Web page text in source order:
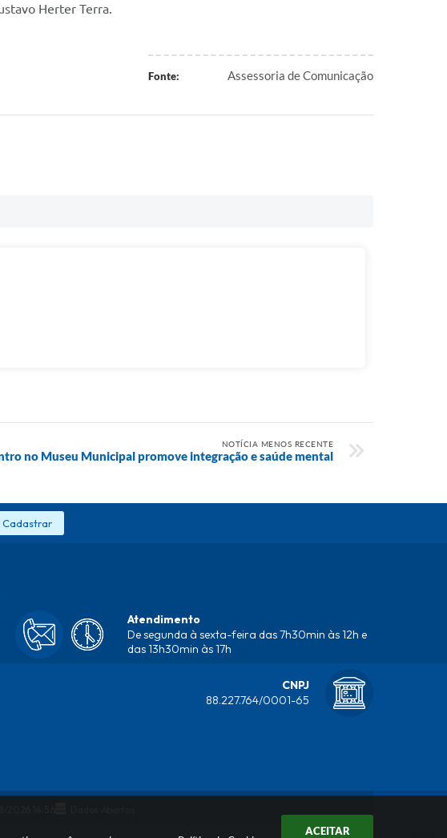
ACEITAR
Herter Terra.
Fonte: Assessoria de Comunicação
NOTÍCIA MENOS RECENTE
no Museu Municipal promove integração e saúde mental
Cadastrar
Atendimento
De segunda à sexta-feira das 7h30min às 12h e
das 13h30min às 17h
CNPJ
88.227.764/0001-65